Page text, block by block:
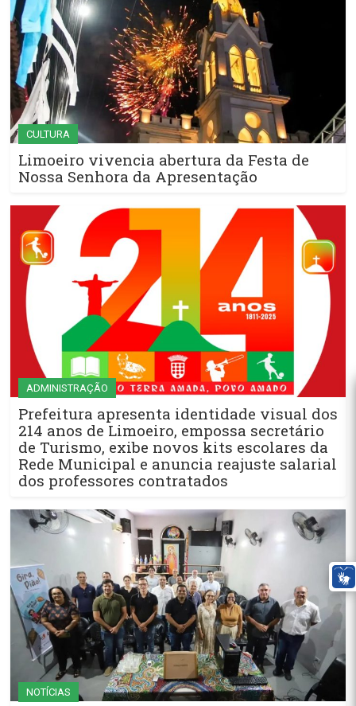
CULTURA
Limoeiro vivencia abertura da Festa de
Nossa Senhora da Apresentação
ADMINISTRAÇÃO
Prefeitura apresenta identidade visual dos
214 anos de Limoeiro, empossa secretário
de Turismo, exibe novos kits escolares da
Rede Municipal e anuncia reajuste salarial
dos professores contratados
NOTÍCIAS